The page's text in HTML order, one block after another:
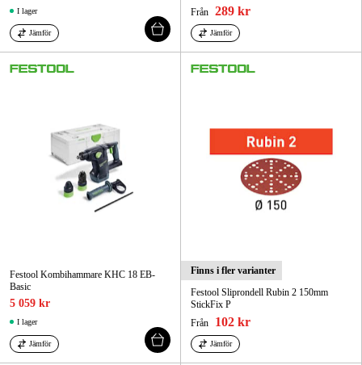
I lager
Jämför
Från 289 kr
Jämför
Festool Kombihammare KHC 18 EB-
Basic
5 059 kr
I lager
Jämför
Finns i fler varianter
Festool Sliprondell Rubin 2 150mm
StickFix P
Från
102 kr
Jämför